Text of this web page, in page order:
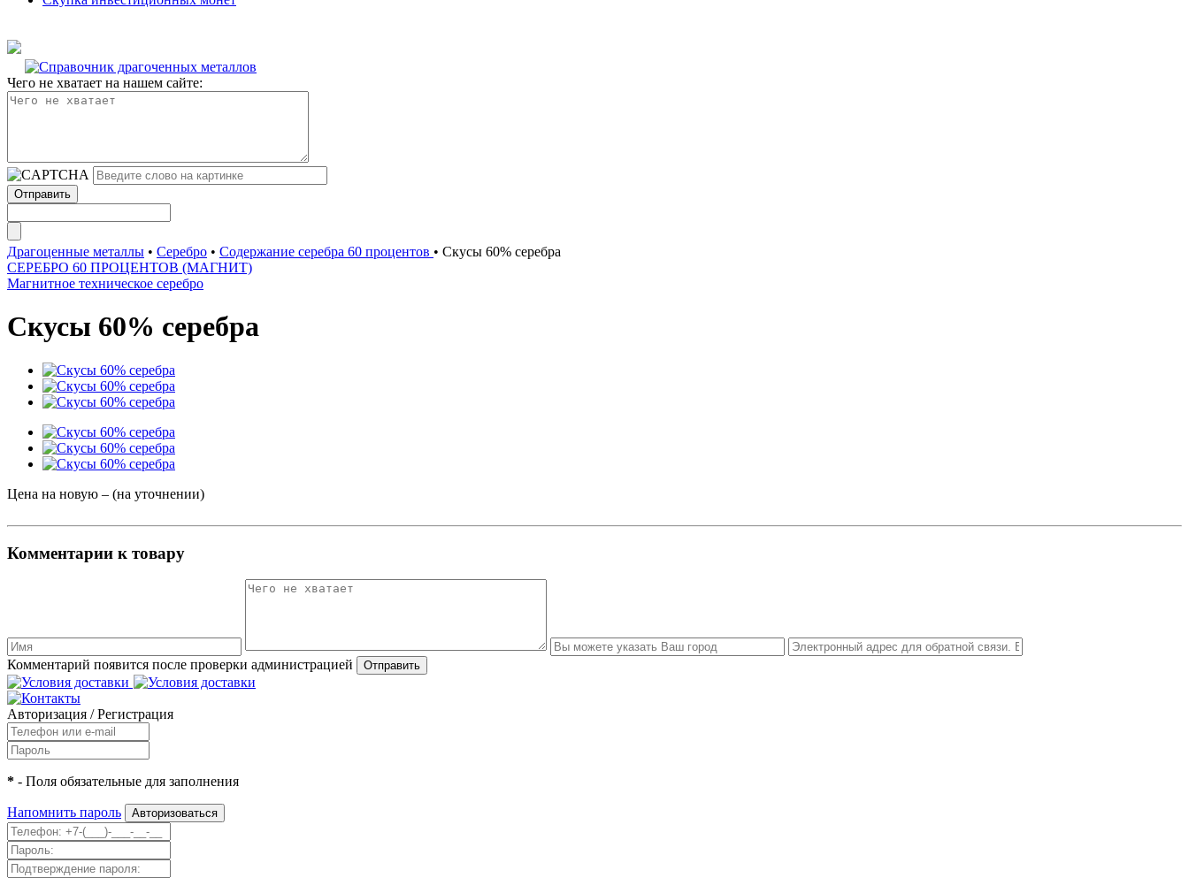
Чего не хватает на нашем сайте:
Драгоценные металлы • Серебро • Содержание серебра 60 процентов • Скусы 60% серебра
СЕРЕБРО 60 ПРОЦЕНТОВ (МАГНИТ)
Магнитное техническое серебро
Скусы 60% серебра
Цена на новую – (на уточнении)
Комментарии к товару
Комментарий появится после проверки администрацией
Авторизация /Регистрация
* - Поля обязательные для заполнения
Напомнить пароль